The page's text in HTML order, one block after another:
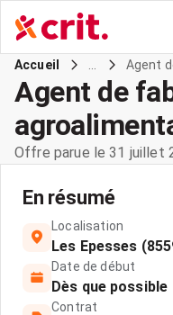
Accueil Agent
Agent de
Offre parue le 31 juillet
En résumé
Localisation
Les Epesses
Date de début
Dès que possible
Contrat